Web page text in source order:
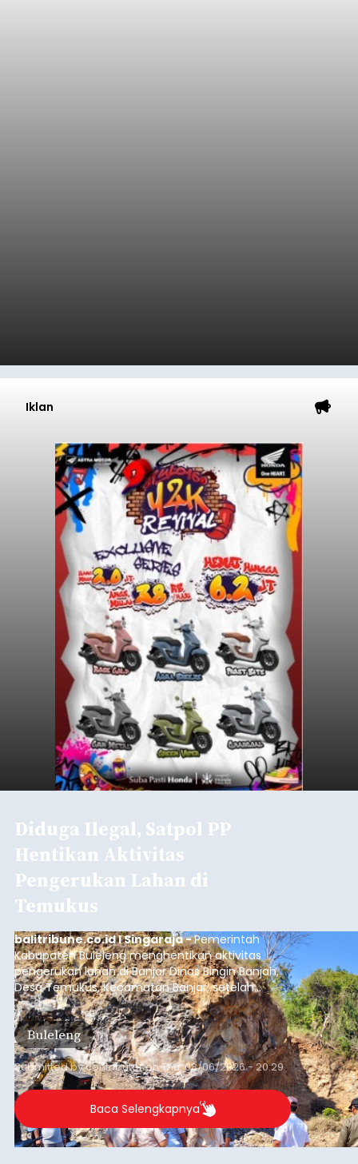
Iklan
Diduga Ilegal, Satpol PP
Hentikan Aktivitas
Pengerukan Lahan di
Temukus
balitribune.co.id I Singaraja -Pemerintah
Kabupaten Buleleng menghentikan aktivitas
pengerukan lahan di Banjar Dinas Bingin Banjah,
Desa Temukus, Kecamatan Banjar, setelah
ditemukan indikasi kegiatan pengambilan
material yang tidak sesuai dengan peruntukan
kawasan.
Buleleng
Submitted bycontributoronThu, 08/06/2026 - 20:29
Baca Selengkapnya